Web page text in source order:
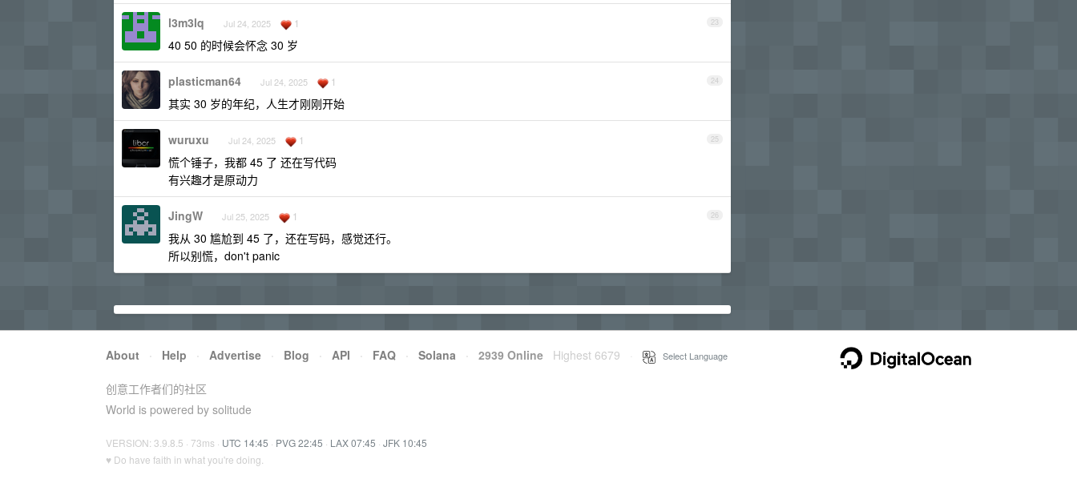
23
l3m3lq Jul 24, 2025 1
40 50 的时候会怀念 30 岁
24
plasticman64 Jul 24, 2025 1
其实 30 岁的年纪，人生才刚刚开始
25
wuruxu Jul 24, 2025 1
慌个锤子，我都 45 了 还在写代码
有兴趣才是原动力
26
JingW Jul 25, 2025 1
我从 30 尴尬到 45 了，还在写码，感觉还行。
所以别慌，don't panic
About · Help · Advertise · Blog · API · FAQ · Solana · 2939 Online Highest 6679 Select Language
创意工作者们的社区
World is powered by solitude
VERSION: 3.9.8.5 · 73ms · UTC 14:45 · PVG 22:45 · LAX 07:45 · JFK 10:45
♥ Do have faith in what you're doing.